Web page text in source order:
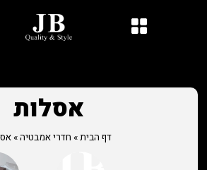
אסלות
דף הבית» חדרי אמבטיה»